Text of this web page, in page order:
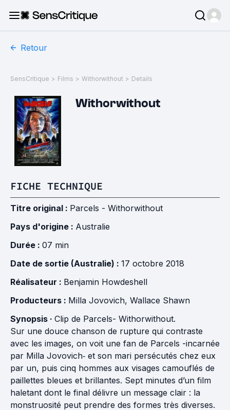
Retour
SensCritique > Films > Withorwithout > Details
Withorwithout
FICHE TECHNIQUE
Titre original : Parcels - Withorwithout
Pays d'origine : Australie
Durée : 07 min
Date de sortie (Australie) : 17 octobre 2018
Réalisateur : Benjamin Howdeshell
Producteurs : Milla Jovovich, Wallace Shawn
Synopsis · Clip de Parcels- Withorwithout.
Sur une douce chanson de rupture qui contraste
avec les images, on voit une fan de Parcels -incarnée
par Milla Jovovich‐ et son mari persécutés chez eux
par un, puis cinq hommes aux visages camouflés de
paillettes bleues et brillantes. Sept minutes d’un film
haletant dont le final délivre un message clair : la
monstruosité peut prendre des formes très diverses.